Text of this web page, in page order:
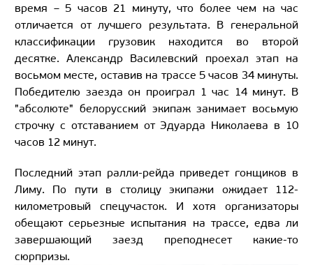
время – 5 часов 21 минуту, что более чем на час
отличается от лучшего результата. В генеральной
классификации грузовик находится во второй
десятке. Александр Василевский проехал этап на
восьмом месте, оставив на трассе 5 часов 34 минуты.
Победителю заезда он проиграл 1 час 14 минут. В
"абсолюте" белорусский экипаж занимает восьмую
строчку с отставанием от Эдуарда Николаева в 10
часов 12 минут.
Последний этап ралли-рейда приведет гонщиков в
Лиму. По пути в столицу экипажи ожидает 112-
километровый спецучасток. И хотя организаторы
обещают серьезные испытания на трассе, едва ли
завершающий заезд преподнесет какие-то
сюрпризы.